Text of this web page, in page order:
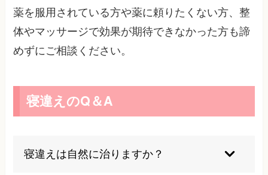
薬を服用されている方や薬に頼りたくない方、整
体やマッサージで効果が期待できなかった方も諦
めずにご相談ください。
寝違えのQ＆A
寝違えは自然に治りますか？